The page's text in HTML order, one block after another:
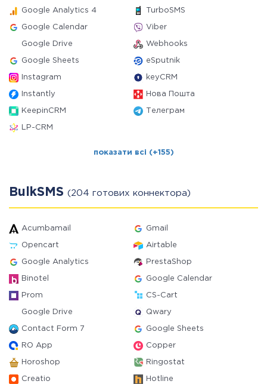
Google Analytics 4 TurboSMS
Google Calendar Viber
Google Drive Webhooks
Google Sheets eSputnik
Instagram keyCRM
Instantly Нова Пошта
KeepinCRM Телеграм
LP-CRM
показати всі (+155)
BulkSMS (204 готових коннектора)
Acumbamail Gmail
Opencart Airtable
Google Analytics PrestaShop
Binotel Google Calendar
Prom CS-Cart
Google Drive Qwary
Contact Form 7 Google Sheets
RO App Copper
Horoshop Ringostat
Creatio Hotline